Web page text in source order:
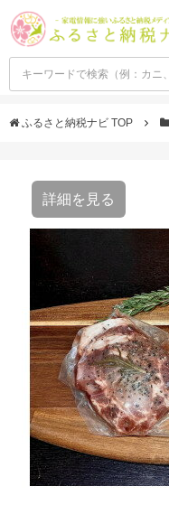
ふるさと納税ナビ TOP
詳細を見る